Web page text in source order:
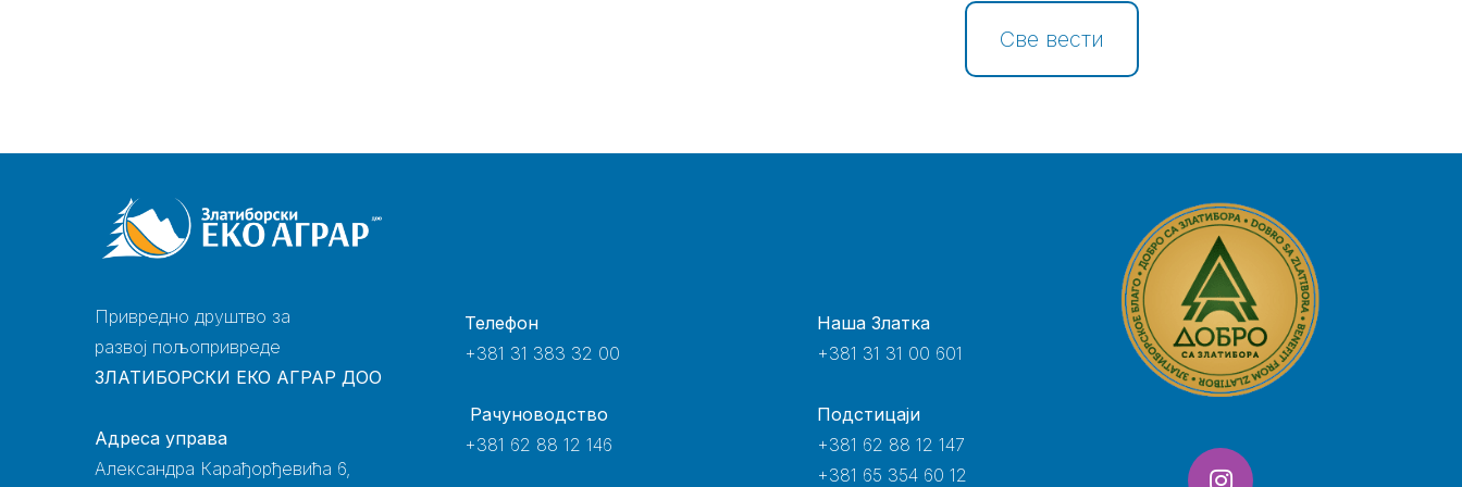
Све вести
Привредно друштво за
развој пољопривреде
ЗЛАТИБОРСКИ ЕКО АГРАР ДОО
Адреса управа
Александра Карађорђевића 6,
Телефон
+381 31 383 32 00
Рачуноводство
+381 62 88 12 146
Наша Златка
+381 31 31 00 601
Подстицаји
+381 62 88 12 147
+381 65 354 60 12